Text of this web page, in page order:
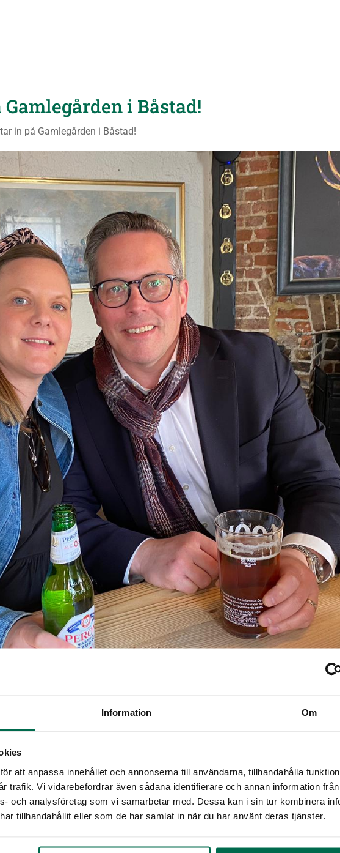
Information Om
att anpassa innehållet och annonserna till användarna, tillhandahålla
trafik. Vi vidarebefordrar även sådana identifierare och annan information
och analysföretag som vi samarbetar med. Dessa kan i sin tur kombinera
tillhandahållit eller som de har samlat in när du har använt deras tjänster.
i Båstad!
in på Gamlegården i Båstad!
Patrik och Lucy Abbey-Haugen förverkligar nu sin dröm om att
gamla lokaler på Gamlegården i Båstad. Med en tydlig
vill de skapa en samlingsplats för både lokalbefolkningen och